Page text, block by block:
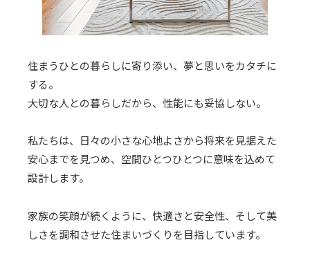
住まうひとの暮らしに寄り添い、夢と思いをカタチに
する。
大切な人との暮らしだから、性能にも妥協しない。
私たちは、日々の小さな心地よさから将来を見据えた
安心までを見つめ、空間ひとつひとつに意味を込めて
設計します。
家族の笑顔が続くように、快適さと安全性、そして美
しさを調和させた住まいづくりを目指しています。